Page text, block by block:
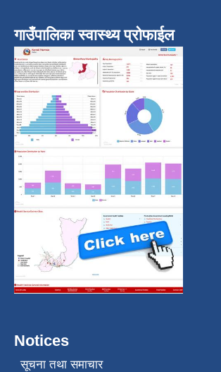
गाउँपालिका स्वास्थ्य प्रोफाईल
Notices
सूचना तथा समाचार